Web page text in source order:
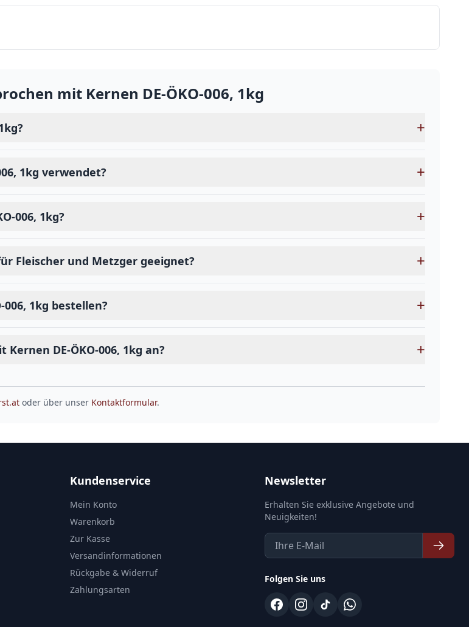
mit Kernen DE-ÖKO-006, 1kg
+
1kg verwendet? +
006, 1kg? +
Fleischer und Metzger geeignet? +
1kg bestellen? +
DE-ÖKO-006, 1kg an? +
oder über unser Kontaktformular.
Kundenservice
Mein Konto
Warenkorb
Zur Kasse
Versandinformationen
Rückgabe & Widerruf
Zahlungsarten
Newsletter
Erhalten Sie exklusive Angebote und
Neuigkeiten!
Folgen Sie uns